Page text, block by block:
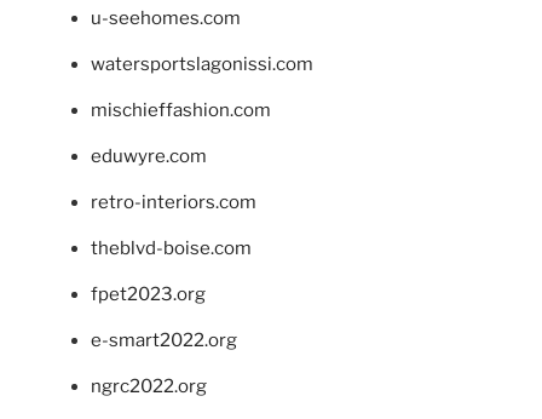
u-seehomes.com
watersportslagonissi.com
mischieffashion.com
eduwyre.com
retro-interiors.com
theblvd-boise.com
fpet2023.org
e-smart2022.org
ngrc2022.org